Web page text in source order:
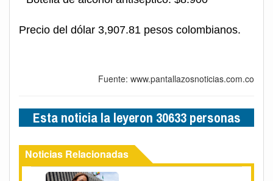
Precio del dólar 3,907.81 pesos colombianos.
Fuente: www.pantallazosnoticias.com.co
Esta noticia la leyeron 30633 personas
Noticias Relacionadas